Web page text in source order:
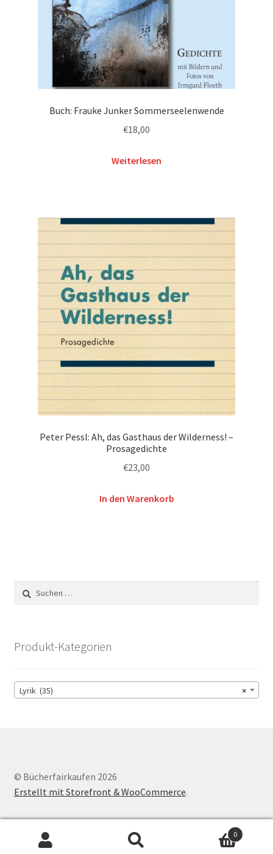
Buch: Frauke Junker Sommerseelenwende
€18,00
Weiterlesen
Peter Pessl: Ah, das Gasthaus der Wilderness! –
Prosagedichte
€23,00
In den Warenkorb
Suchen
nach:
Produkt-Kategorien
×
Lyrik (35)
© Bücherfairkaufen 2026
Erstellt mit Storefront & WooCommerce.
0